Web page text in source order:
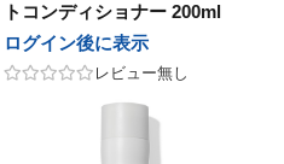
トコンディショナー 200ml
ログイン後に表示
レビュー無し